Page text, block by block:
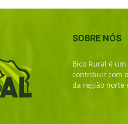
SOBRE NÓS
Bico Rural é
contribuir com
da região norte